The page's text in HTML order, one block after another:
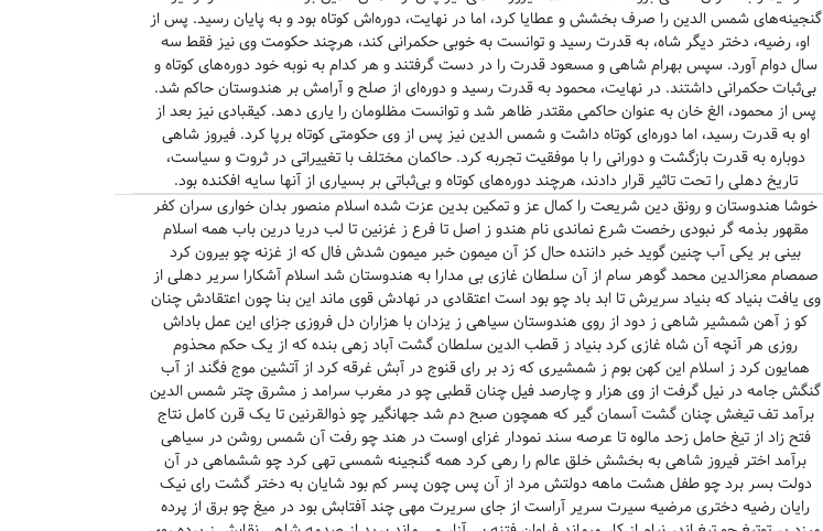
گنجینه‌های شمس الدین را صرف بخشش و عطایا کرد، اما در نهایت، دوره‌اش کوتاه بود و به پایان رسید. پس از
او، رضیه، دختر دیگر شاه، به قدرت رسید و توانست به خوبی حکمرانی کند، هرچند حکومت وی نیز فقط سه
سال دوام آورد. سپس بهرام شاهی و مسعود قدرت را در دست گرفتند و هر کدام به نوبه خود دوره‌های کوتاه و
بی‌ثبات حکمرانی داشتند. در نهایت، محمود به قدرت رسید و دوره‌ای از صلح و آرامش بر هندوستان حاکم شد.
پس از محمود، الغ خان به عنوان حاکمی مقتدر ظاهر شد و توانست مظلومان را یاری دهد. کیقبادی نیز بعد از
او به قدرت رسید، اما دوره‌ای کوتاه داشت و شمس الدین نیز پس از وی حکومتی کوتاه برپا کرد. فیروز شاهی
دوباره به قدرت بازگشت و دورانی را با موفقیت تجربه کرد. حاکمان مختلف با تغییراتی در ثروت و سیاست،
تاریخ دهلی را تحت تاثیر قرار دادند، هرچند دوره‌های کوتاه و بی‌ثباتی بر بسیاری از آنها سایه افکنده بود.
خوشا هندوستان و رونق دین شریعت را کمال عز و تمکین بدین عزت شده اسلام منصور بدان خواری سران کفر
مقهور بذمه گر نبودی رخصت شرع نماندی نام هندو ز اصل تا فرع ز غزنین تا لب دریا درین باب همه اسلام
بینی بر یکی آب چنین گوید خبر داننده حال کز آن میمون خبر میمون شدش فال که از غزنه چو بیرون کرد
صمصام معزالدین محمد گوهر سام از آن سلطان غازی بی مدارا به هندوستان شد اسلام آشکارا سریر دهلی از
وی یافت بنیاد که بنیاد سریرش تا ابد باد چو بود است اعتقادی در نهادش قوی ماند این بنا چون اعتقادش چنان
کو ز آهن شمشیر شاهی ز دود از روی هندوستان سیاهی ز یزدان با هزاران دل فروزی جزای این عمل باداش
روزی هر آنچه آن شاه غازی کرد بنیاد ز قطب الدین سلطان گشت آباد زهی بنده که از یک حکم محذوم
همایون کرد ز اسلام این کهن بوم ز شمشیری که زد بر رای قنوج در آبش غرقه کرد از آتشین موج فگند از آب
گنگش جامه در نیل گرفت از وی هزار و چارصد فیل چنان قطبی چو در مغرب سرامد ز مشرق چتر شمس الدین
برآمد تف تیغش چنان گشت آسمان گیر که همچون صبح دم شد جهانگیر چو ذوالقرنین تا یک قرن کامل نتاج
فتح زاد از تیغ حامل زحد مالوه تا عرصه سند نمودار غزای اوست در هند چو رفت آن شمس روشن در سیاهی
برآمد اختر فیروز شاهی به بخشش خلق عالم را رهی کرد همه گنجینه شمسی تهی کرد چو ششماهی در آن
دولت بسر برد چو طفل هشت ماهه دولتش مرد از آن پس چون پسر کم بود شایان به دختر گشت رای نیک
رایان رضیه دختری مرضیه سیرت سریر آراست از جای سریرت مهی چند آفتابش بود در میغ چو برق از پرده